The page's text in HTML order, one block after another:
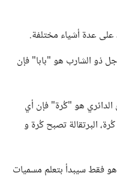
عدة أشياء مختلفة.
ذو الشارب هو "بابا" فإن
هو "كُرة" فإن أي
البرتقالة تصبح كُرة و
فقط سيبدأ بتعلم مسميات